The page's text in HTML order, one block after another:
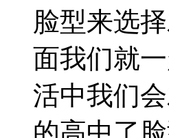
脸型来选
面我们就
活中我们
的高中了